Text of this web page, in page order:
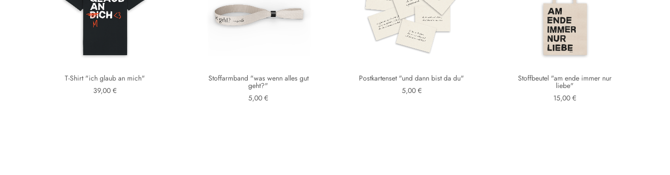
T-Shirt "ich glaub an mich"
39,00 €
Stoffarmband "was wenn alles gut
geht?"
5,00 €
Postkartenset "und dann bist da du"
5,00 €
Stoffbeutel "am ende immer nur
liebe"
15,00 €